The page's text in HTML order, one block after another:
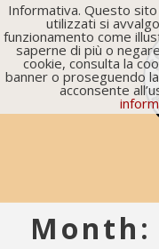
Month:
Informativa. Questo
utilizzati si
funzionamento come
saperne di più o
cookie, consulta la
banner o proseguendo
acconsente